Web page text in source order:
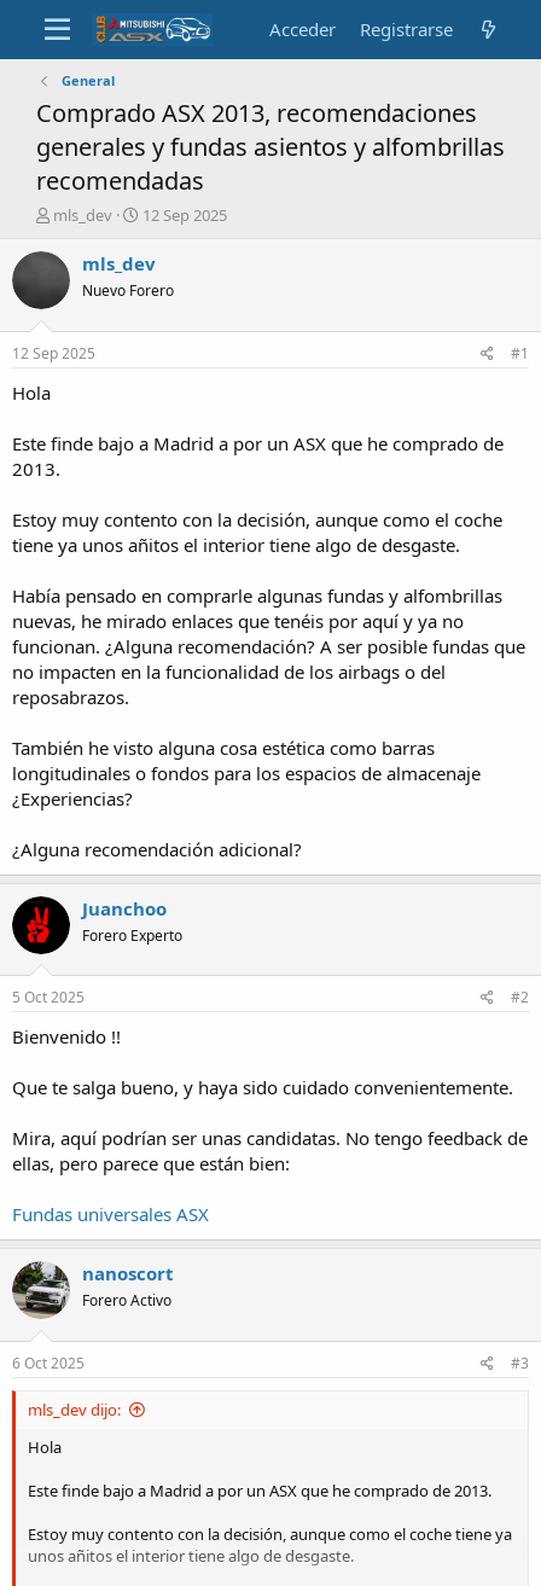
Acceder Registrarse
General
Comprado ASX 2013, recomendaciones
generales y fundas asientos y alfombrillas
recomendadas
A
t
r
mls_dev
F
c
a
i
12 Sep 2025
mls_dev
Nuevo Forero
12 Sep 2025 #1
Hola
Este finde bajo a Madrid a por un ASX que he comprado de
2013.
Estoy muy contento con la decisión, aunque como el coche
tiene ya unos añitos el interior tiene algo de desgaste.
Había pensado en comprarle algunas fundas y alfombrillas
nuevas, he mirado enlaces que tenéis por aquí y ya no
funcionan. ¿Alguna recomendación? A ser posible fundas que
no impacten en la funcionalidad de los airbags o del
reposabrazos.
También he visto alguna cosa estética como barras
longitudinales o fondos para los espacios de almacenaje
¿Experiencias?
¿Alguna recomendación adicional?
Juanchoo
Forero Experto
5 Oct 2025 #2
Bienvenido !!
Que te salga bueno, y haya sido cuidado convenientemente.
Mira, aquí podrían ser unas candidatas. No tengo feedback de
ellas, pero parece que están bien:
Fundas universales ASX
nanoscort
Forero Activo
6 Oct 2025 #3
mls_dev dijo:
Hola
Este finde bajo a Madrid a por un ASX que he comprado de 2013.
Estoy muy contento con la decisión, aunque como el coche tiene ya
unos añitos el interior tiene algo de desgaste.